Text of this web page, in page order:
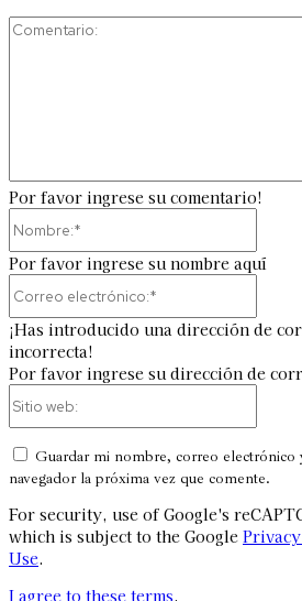
Por favor ingrese su comentario!
Por favor ingrese su nombre aquí
¡Has introducido una dirección de
incorrecta!
Por favor ingrese su dirección de
Guardar mi nombre, correo electrónico
navegador la próxima vez que comente.
For security, use of Google's
which is subject to the Google
Use.
I agree to these terms.